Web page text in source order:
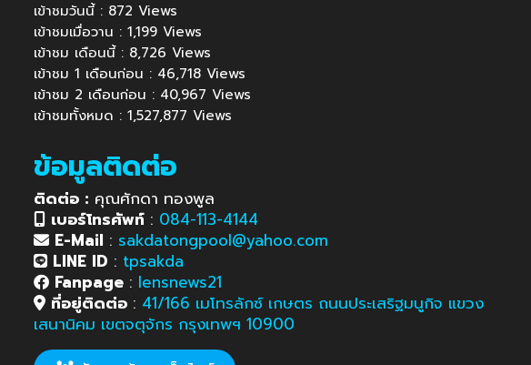
เข้าชมวันนี้ : 872 Views
เข้าชมเมื่อวาน : 1,199 Views
เข้าชม เดือนนี้ : 8,726 Views
เข้าชม 1 เดือนก่อน : 46,718 Views
เข้าชม 2 เดือนก่อน : 40,967 Views
เข้าชมทั้งหมด : 1,527,877 Views
ข้อมูลติดต่อ
ติดต่อ : คุณศักดา ทองพูล
เบอร์โทรศัพท์ : 084-113-4144
E-Mail : sakdatongpool@yahoo.com
LINE ID : tpsakda
Fanpage : lensnews21
ที่อยู่ติดต่อ : 41/166 เมโทรลักซ์ เกษตร ถนนประเสริฐมนูกิจ แขวง
เสนานิคม เขตจตุจักร กรุงเทพฯ 10900